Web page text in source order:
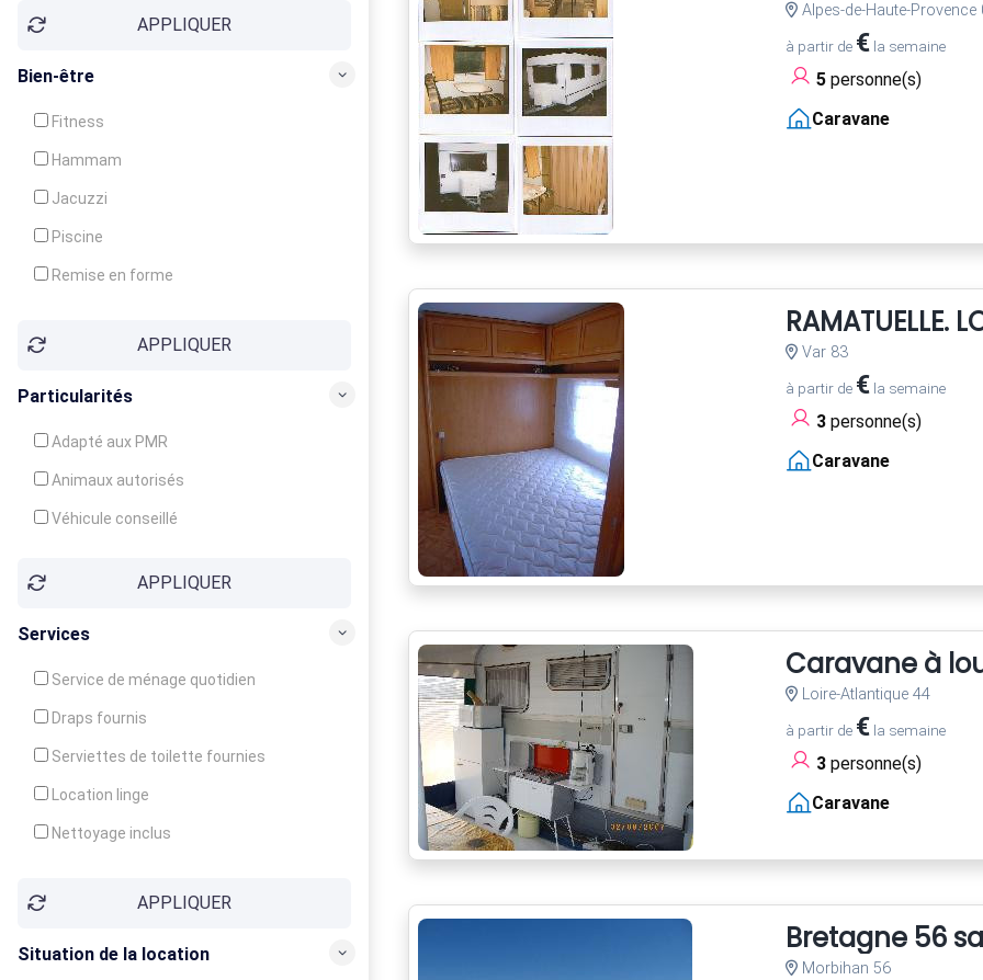
APPLIQUER
Bien-être
Fitness
Hammam
Jacuzzi
Piscine
Remise en forme
Soins du corpsAPPLIQUER
Particularités
Adapté aux PMR
Animaux autorisés
Véhicule conseillé
APPLIQUER
Services
Service de ménage quotidien
Draps fournis
Serviettes de toilette fournies
Location linge
Nettoyage inclus
Garde d'enfants
Crèche
APPLIQUER
Situation de la location
Alpes-de-Haute-Provence
à partir de €la semaine
5personne(s)
Caravane
RAMATUELLE.
Var 83
à partir de €la semaine
3personne(s)
Caravane
Caravane à
Loire-Atlantique 44
à partir de €la semaine
3personne(s)
Caravane
Bretagne 56
Morbihan 56